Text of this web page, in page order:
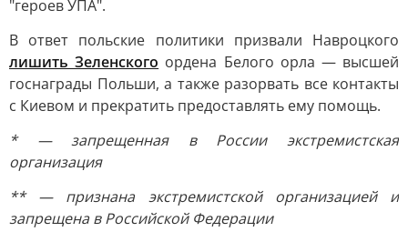
"героев УПА".
В ответ польские политики призвали Навроцкого
лишить Зеленского ордена Белого орла — высшей
госнаграды Польши, а также разорвать все контакты
с Киевом и прекратить предоставлять ему помощь.
* — запрещенная в России экстремистская
организация
** — признана экстремистской организацией и
запрещена в Российской Федерации